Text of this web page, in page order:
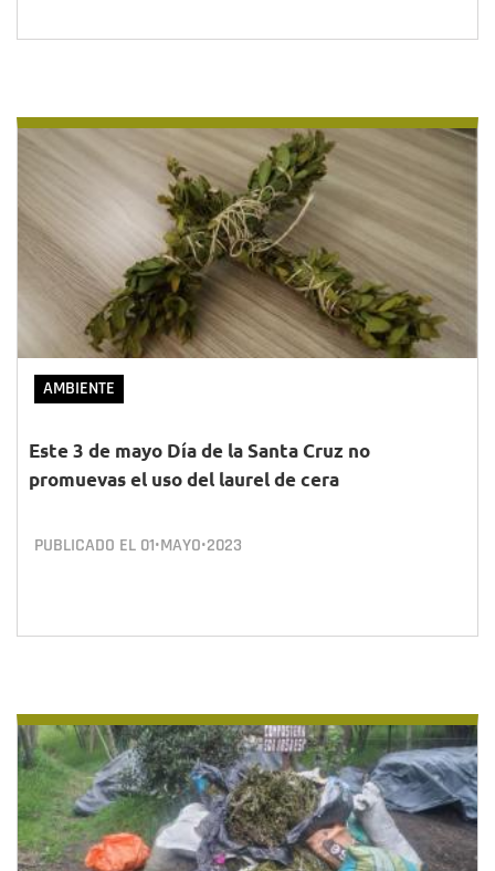
AMBIENTE
Este 3 de mayo Día de la Santa Cruz no
promuevas el uso del laurel de cera
PUBLICADO EL 01•MAYO•2023